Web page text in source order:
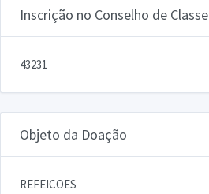
Inscrição no Conselho de Classe
43231
Objeto da Doação
REFEICOES